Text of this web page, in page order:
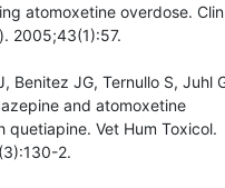
atomoxetine overdose. Clin
2005;43(1):57.
Benitez JG, Ternullo S, Juhl
and atomoxetine
quetiapine. Vet Hum Toxicol.
2.